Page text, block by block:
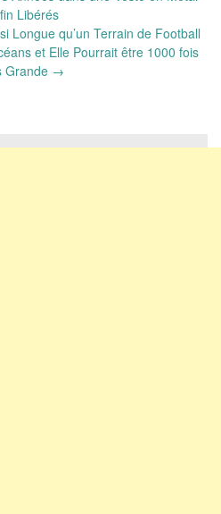
Libérés
Longue qu’un Terrain de Football
et Elle Pourrait être 1000 fois
Grande →